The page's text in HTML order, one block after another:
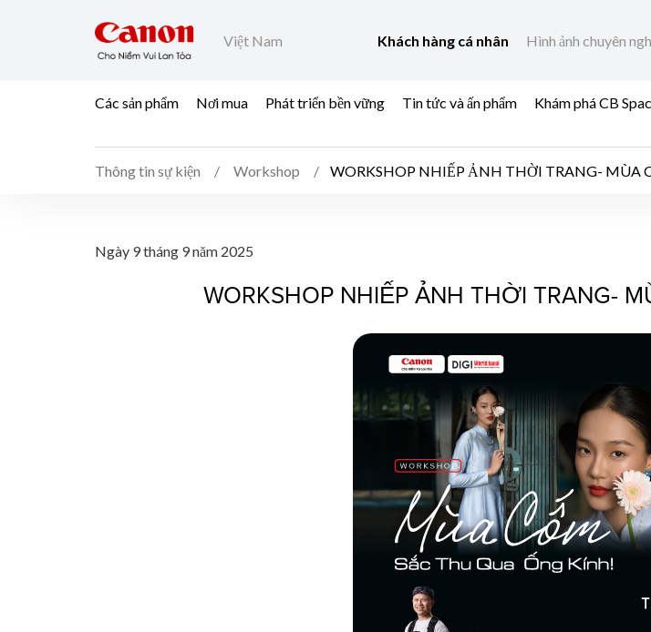
Việt Nam Khách hàng cá nhân Hình ảnh chuyên
Các sản phẩm Nơi mua Phát triển bền vững Tin tức và ấn phẩm Khám phá CB
Thông tin sự kiện Workshop WORKSHOP NHIẾP ẢNH THỜI TRANG- MÙA
WORKSHOP NHIẾP ẢNH THỜI
Ngày 9 tháng 9 năm 2025
WORKSHOP NHIẾP ẢNH THỜI TRANG-